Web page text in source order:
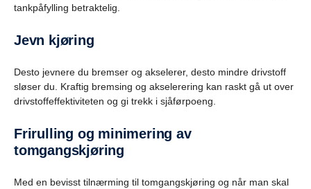
tankpåfylling betraktelig.
Jevn kjøring
Desto jevnere du bremser og akselerer, desto mindre drivstoff
sløser du. Kraftig bremsing og akselerering kan raskt gå ut over
drivstoffeffektiviteten og gi trekk i sjåførpoeng.
Frirulling og minimering av
tomgangskjøring
Med en bevisst tilnærming til tomgangskjøring og når man skal